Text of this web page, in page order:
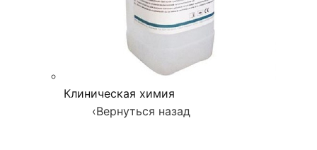
Клиническая химия
‹Вернуться назад